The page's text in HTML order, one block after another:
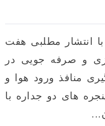
انتشار مطلبی هفت
و صرفه جویی در
منافذ ورود هوا و
های دو جداره با